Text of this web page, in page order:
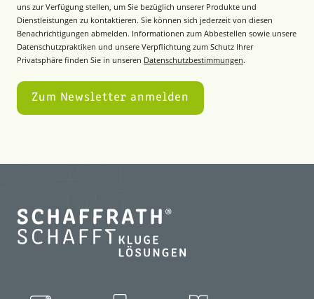
uns zur Verfügung stellen, um Sie bezüglich unserer Produkte und
Dienstleistungen zu kontaktieren. Sie können sich jederzeit von diesen
Benachrichtigungen abmelden. Informationen zum Abbestellen sowie unsere
Datenschutzpraktiken und unsere Verpflichtung zum Schutz Ihrer
Privatsphäre finden Sie in unseren Datenschutzbestimmungen.